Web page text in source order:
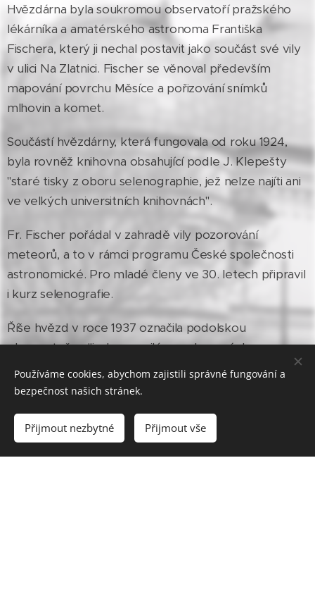
Hvězdárna byla soukromou observatoří pražského
lékárníka a amatérského astronoma Františka
Fischera, který ji nechal postavit jako součást své vily
v ulici Na Zlatnici. Fischer se věnoval především
mapování povrchu Měsíce a pořizování snímků
mlhovin a komet.
Součástí hvězdárny, která fungovala od roku 1924,
byla rovněž knihovna obsahující podle J. Klepešty
"staré tisky z oboru selenographie, jež nelze najíti ani
ve velkých universitních knihovnách".
Fr. Fischer pořádal v zahradě vily pozorování
meteorů, a to v rámci programu České společnosti
astronomické. Pro mladé členy ve 30. letech připravil
i kurz selenografie.
Říše hvězd v roce 1937 označila podolskou
observatoř za "jednu z nejlépe vybavených a
vedených soukromých hvězdáren" v
Československu.
Používáme cookies, abychom zajistili správné fungování a
bezpečnost našich stránek.
Přijmout nezbytné Přijmout vše